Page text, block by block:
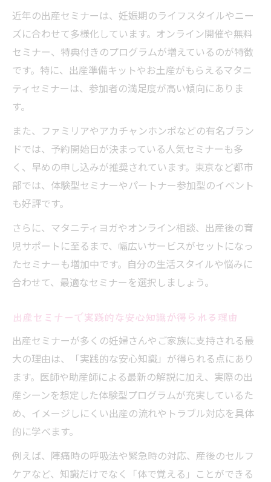
近年の出産セミナーは、妊娠期のライフスタイルやニー
ズに合わせて多様化しています。オンライン開催や無料
セミナー、特典付きのプログラムが増えているのが特徴
です。特に、出産準備キットやお土産がもらえるマタニ
ティセミナーは、参加者の満足度が高い傾向にありま
す。
また、ファミリアやアカチャンホンポなどの有名ブラン
ドでは、予約開始日が決まっている人気セミナーも多
く、早めの申し込みが推奨されています。東京など都市
部では、体験型セミナーやパートナー参加型のイベント
も好評です。
さらに、マタニティヨガやオンライン相談、出産後の育
児サポートに至るまで、幅広いサービスがセットになっ
たセミナーも増加中です。自分の生活スタイルや悩みに
合わせて、最適なセミナーを選択しましょう。
出産セミナーで実践的な安心知識が得られる理由
出産セミナーが多くの妊婦さんやご家族に支持される最
大の理由は、「実践的な安心知識」が得られる点にあり
ます。医師や助産師による最新の解説に加え、実際の出
産シーンを想定した体験型プログラムが充実しているた
め、イメージしにくい出産の流れやトラブル対応を具体
的に学べます。
例えば、陣痛時の呼吸法や緊急時の対応、産後のセルフ
ケアなど、知識だけでなく「体で覚える」ことができる